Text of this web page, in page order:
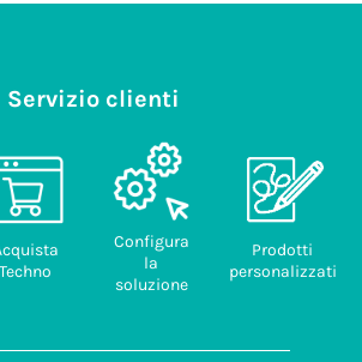
Servizio clienti
Techno
Configura
la
soluzione
Prodotti
personalizzati